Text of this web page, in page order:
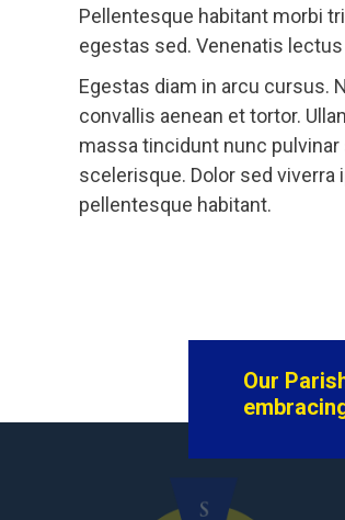
Pellentesque habitant morbi
egestas sed. Venenatis
Egestas diam in arcu cursus.
convallis aenean et tortor.
massa tincidunt nunc
scelerisque. Dolor sed
pellentesque habitant.
Our